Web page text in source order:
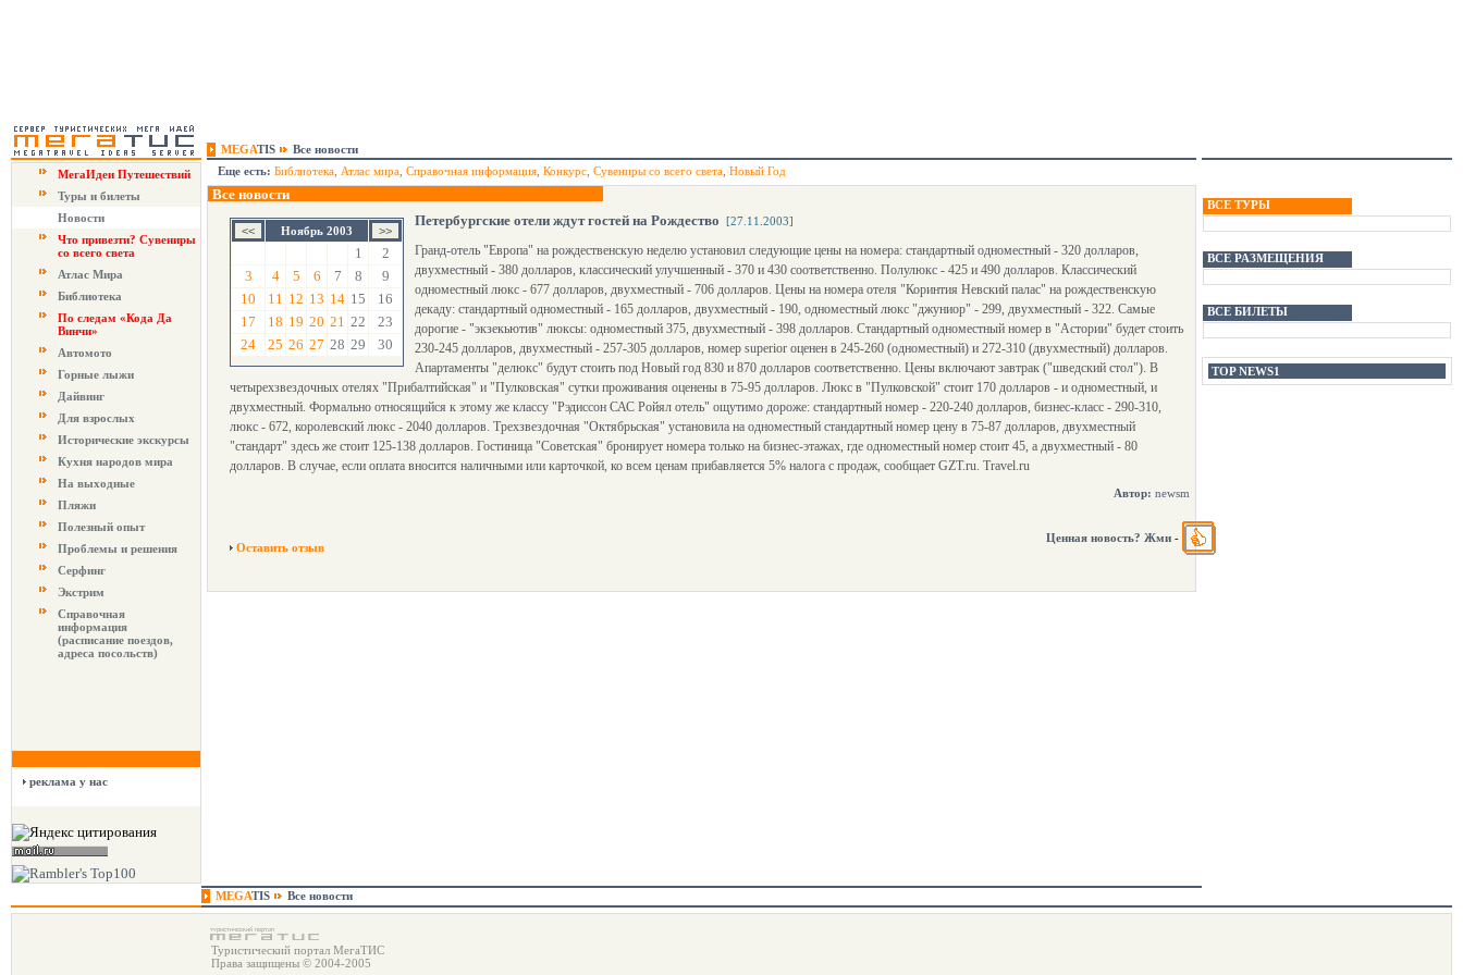
MEGATIS
Все новости
МегаИдеи Путешествий
Туры и билеты
Новости
Что привезти? Сувениры
со всего света
Атлас Мира
Библиотека
По следам «Кода Да
Винчи»
Автомото
Горные лыжи
Дайвинг
Для взрослых
Исторические экскурсы
Кухня народов мира
На выходные
Пляжи
Полезный опыт
Проблемы и решения
Серфинг
Экстрим
Справочная
информация
(расписание поездов,
адреса посольств)
реклама у нас
Еще есть: Библиотека Атлас мира Справочная информация Конкурс Сувениры со всего света Новый Год
Все новости
Ноябрь 2003
1
2
3
4 5 6 7 8
9
10
11 12 13 14 15
16
17
18 19 20 21 22
23
24
25 26 27 28 29 30
Петербургские отели ждут гостей на Рождество [27.11.2003]
Гранд-отель "Европа" на рождественскую неделю установил следующие цены на номера: стандартный одноместный - 320 долларов,
двухместный - 380 долларов, классический улучшенный - 370 и 430 соответственно. Полулюкс - 425 и 490 долларов. Классический
одноместный люкс - 677 долларов, двухместный - 706 долларов. Цены на номера отеля "Коринтия Невский палас" на рождественскую
декаду: стандартный одноместный - 165 долларов, двухместный - 190, одноместный люкс "джуниор" - 299, двухместный - 322. Самые
дорогие - "экзекьютив" люксы: одноместный 375, двухместный - 398 долларов. Стандартный одноместный номер в "Астории" будет стоить
230-245 долларов, двухместный - 257-305 долларов, номер superior оценен в 245-260 (одноместный) и 272-310 (двухместный) долларов.
Апартаменты "делюкс" будут стоить под Новый год 830 и 870 долларов соответственно. Цены включают завтрак ("шведский стол"). В
четырехзвездочных отелях "Прибалтийская" и "Пулковская" сутки проживания оценены в 75-95 долларов. Люкс в "Пулковской" стоит 170 долларов - и одноместный, и
двухместный. Формально относящийся к этому же классу "Рэдиссон САС Ройял отель" ощутимо дороже: стандартный номер - 220-240 долларов, бизнес-класс - 290-310,
люкс - 672, королевский люкс - 2040 долларов. Трехзвездочная "Октябрьская" установила на одноместный стандартный номер цену в 75-87 долларов, двухместный
"стандарт" здесь же стоит 125-138 долларов. Гостиница "Советская" бронирует номера только на бизнес-этажах, где одноместный номер стоит 45, а двухместный - 80
долларов. В случае, если оплата вносится наличными или карточкой, ко всем ценам прибавляется 5% налога с продаж, сообщает GZT.ru. Travel.ru
Автор: newsm
Оставить отзыв
Ценная новость? Жми -
ВСЕ ТУРЫ
ВСЕ РАЗМЕЩЕНИЯ
ВСЕ БИЛЕТЫ
TOP NEWS1
MEGATIS Все новости
Туристический портал МегаТИС
Права защищены © 2004-2005